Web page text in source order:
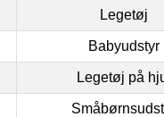
Legetøj
Babyudstyr
Legetøj på